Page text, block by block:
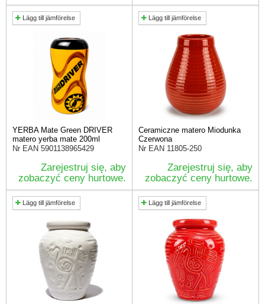
Lägg till jämförelse
YERBA Mate Green DRIVER
matero yerba mate 200ml
Nr EAN 5901138965429
Zarejestruj się, aby
zobaczyć ceny hurtowe.
Lägg till jämförelse
Ceramiczne matero Miodunka
Czerwona
Nr EAN 11805-250
Zarejestruj się, aby
zobaczyć ceny hurtowe.
Lägg till jämförelse Lägg till jämförelse